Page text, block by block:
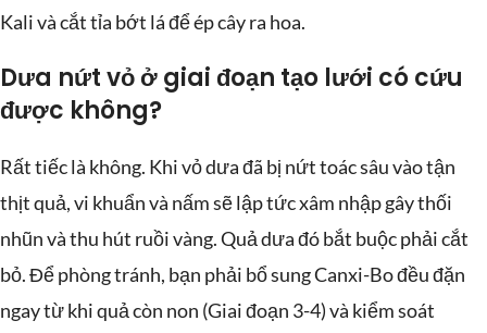
Kali và cắt tỉa bớt lá để ép cây ra hoa.
Dưa nứt vỏ ở giai đoạn tạo lưới có cứu
được không?
Rất tiếc là không. Khi vỏ dưa đã bị nứt toác sâu vào tận
thịt quả, vi khuẩn và nấm sẽ lập tức xâm nhập gây thối
nhũn và thu hút ruồi vàng. Quả dưa đó bắt buộc phải cắt
bỏ. Để phòng tránh, bạn phải bổ sung Canxi-Bo đều đặn
ngay từ khi quả còn non (Giai đoạn 3-4) và kiểm soát